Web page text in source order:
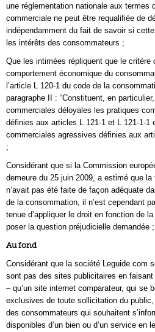
une réglementation nationale aux termes
commerciale ne peut être requalifiée de
indépendamment du fait de savoir si
les intérêts des consommateurs ;
Que les intimées répliquent que le critère
comportement économique du
l’article L 120-1 du code de la
paragraphe II : “Constituent, en
commerciales déloyales les pratiques
définies aux articles L 121-1 et L 121-1-1
commerciales agressives définies aux
;
Considérant que si la Commission
demeure du 25 juin 2009, a estimé que
n’avait pas été faite de façon adéquate
de la consommation, il n’est cependant
tenue d’appliquer le droit en fonction de
poser la question préjudicielle demandée ;
Au fond
Considérant que la société Leguide.com
sont pas des sites publicitaires en faisant
– qu’un site internet comparateur, qui se
exclusives de toute sollicitation du
des consommateurs qui souhaitent
disponibles d’un bien ou d’un service en